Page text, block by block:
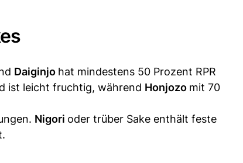
Daiginjo hat mindestens 50 Prozent RPR
ist leicht fruchtig, während Honjozo mit 70
Nigori oder trüber Sake enthält feste